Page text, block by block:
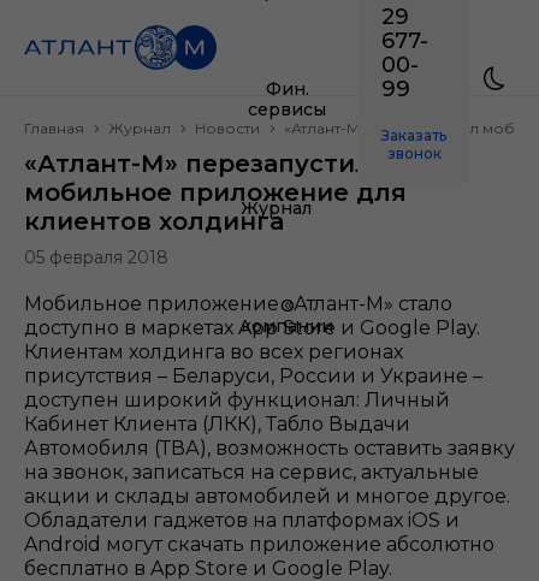
Фин.
сервисы
Журнал
О
компании
29
677-
00-
99
Заказать
звонок
Главная Журнал Новости «Атлант-М» перезапустил
«Атлант-М» перезапустил
мобильное приложение для
клиентов холдинга
05 февраля 2018
Мобильное приложение «Атлант-М» стало
доступно в маркетах App Store и Google Play.
Клиентам холдинга во всех регионах
присутствия – Беларуси, России и Украине –
доступен широкий функционал: Личный
Кабинет Клиента (ЛКК), Табло Выдачи
Автомобиля (ТВА), возможность оставить заявку
на звонок, записаться на сервис, актуальные
акции и склады автомобилей и многое другое.
Обладатели гаджетов на платформах iOS и
Android могут скачать приложение абсолютно
бесплатно в App Store и Google Play.